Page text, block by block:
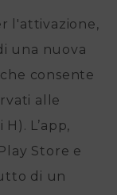
l'attivazione,
una nuova
consente
alle
L’app,
Store e
di un